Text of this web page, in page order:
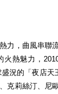
力，曲風串聯
火熱魅力，
況的「夜店天
克莉絲汀、尼